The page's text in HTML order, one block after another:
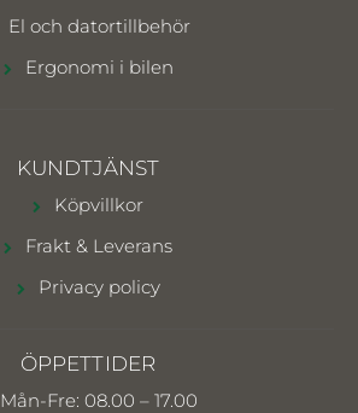
El och datortillbehör
Ergonomi i bilen
KUNDTJÄNST
Köpvillkor
Frakt & Leverans
Privacy policy
ÖPPETTIDER
Mån-Fre: 08.00 – 17.00